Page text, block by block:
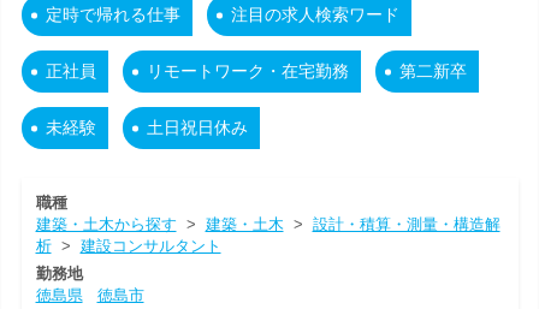
定時で帰れる仕事 注目の求人検索ワード
正社員 リモートワーク・在宅勤務 第二新卒
未経験 土日祝日休み
職種
建築・土木から探す > 建築・土木 > 設計・積算・測量・構造解
析> 建設コンサルタント
勤務地
徳島県
徳島市